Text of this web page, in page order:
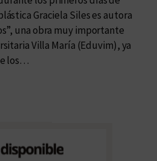
Graciela Siles es autora
una obra muy importante
Villa María (Eduvim), ya
los…